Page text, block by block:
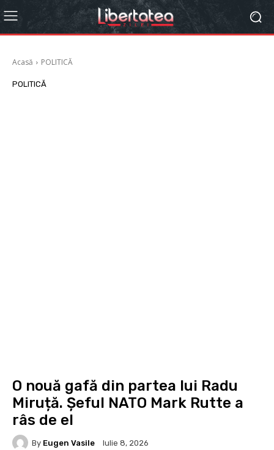
Acasă POLITICĂ
POLITICĂ
O nouă gafă din partea lui Radu
Miruță. Șeful NATO Mark Rutte a
râs de el
By Eugen Vasile Iulie 8, 2026